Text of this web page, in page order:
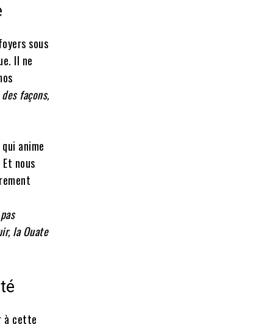
sous
Il ne
façons,
anime
nous
la Ouate
à cette